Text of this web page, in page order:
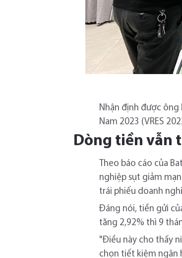
Nhận định được ông
Nam 2023 (VRES
Dòng tiền vẫn
Theo báo cáo của
nghiệp sụt giảm
trái phiếu doanh
Đáng nói, tiền gửi
tăng 2,92% thì 9
"Điều này cho thấy
chọn tiết kiệm ngân